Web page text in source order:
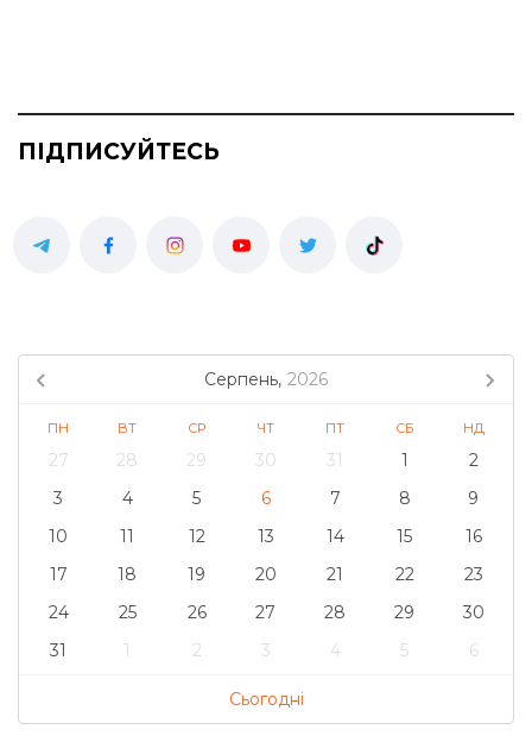
ПІДПИСУЙТЕСЬ
Серпень, 2026
ПН ВТ СР ЧТ ПТ СБ НД
27 28 29 30 31 1
2
3
4 5 6 7 8
9
10
11 12 13 14 15
16
17
18 19 20 21 22
23
24
25 26 27 28 29
30
31
1 2 3 4 5 6
Сьогодні